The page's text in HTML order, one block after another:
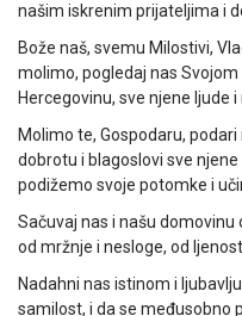
našim iskrenim prijateljima i
Bože naš, svemu Milostivi,
molimo, pogledaj nas
Hercegovinu, sve njene ljude
Molimo te, Gospodaru,
dobrotu i blagoslovi sve
podižemo svoje potomke i
Sačuvaj nas i našu domovinu
od mržnje i nesloge, od
Nadahni nas istinom i
samilost, i da se međusobno